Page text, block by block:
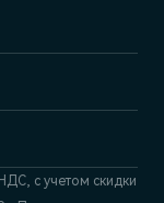
с учетом скидки